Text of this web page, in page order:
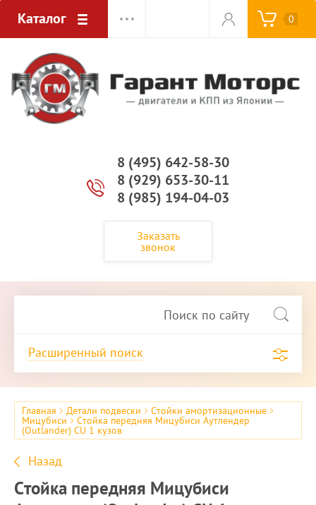
Каталог 0
8 (495) 642-58-30
8 (929) 653-30-11
8 (985) 194-04-03
Заказать
звонок
Расширенный поиск
Главная Детали подвески Стойки амортизационные
Мицубиси Стойка передняя Мицубиси Аутлендер
(Outlander) CU 1 кузов
Назад
Стойка передняя Мицубиси